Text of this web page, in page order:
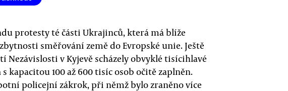
protesty té části Ukrajinců, která má blíže
směřování země do Evropské unie. Ještě
Nezávislosti v Kyjevě scházely obvyklé tisícihlavé
kapacitou 100 až 600 tisíc osob očitě zaplněn.
policejní zákrok, při němž bylo zraněno více